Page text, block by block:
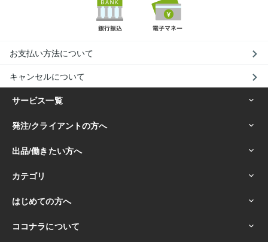
お支払い方法について
キャンセルについて